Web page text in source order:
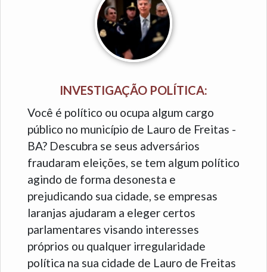
INVESTIGAÇÃO POLÍTICA:
Você é político ou ocupa algum cargo
público no município de Lauro de Freitas -
BA? Descubra se seus adversários
fraudaram eleições, se tem algum político
agindo de forma desonesta e
prejudicando sua cidade, se empresas
laranjas ajudaram a eleger certos
parlamentares visando interesses
próprios ou qualquer irregularidade
política na sua cidade de Lauro de Freitas